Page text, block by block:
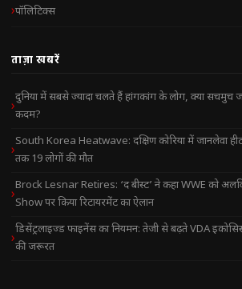
पॉलिटिक्स
ताज़ा खबरें
दुनिया में सबसे ज्यादा चलते हैं हांगकांग के लोग, क्या सचमुच
कदम?
South Korea Heatwave: दक्षिण कोरिया में जानलेवा
तक 19 लोगों की मौत
Brock Lesnar Retires: ‘द बीस्ट’ ने कहा WWE को
Show पर किया रिटायरमेंट का ऐलान
डिसेंट्रलाइज्ड फाइनेंस का नियमन: तेजी से बढ़ते VDA
की जरूरत